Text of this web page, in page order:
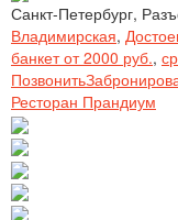
Санкт-Петербург,
Владимирская,
банкет от 2000 руб.,
Позвонить
Ресторан Прандиум